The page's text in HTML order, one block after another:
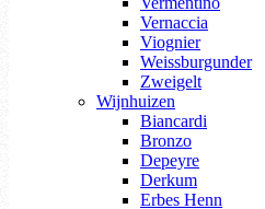
Vernaccia
Viognier
Weissburgunder
Zweigelt
Wijnhuizen
Biancardi
Bronzo
Depeyre
Derkum
Erbes Henn